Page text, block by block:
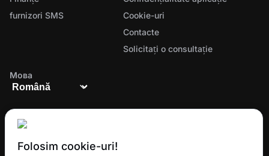
furnizori SMS
Cookie-uri
Contacte
Solicitați o consultație
Мова
Folosim cookie-uri!